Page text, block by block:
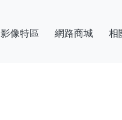
影像特區 網路商城 相